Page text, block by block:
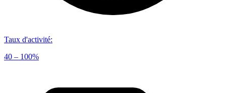
Taux d'activité:
40 – 100%